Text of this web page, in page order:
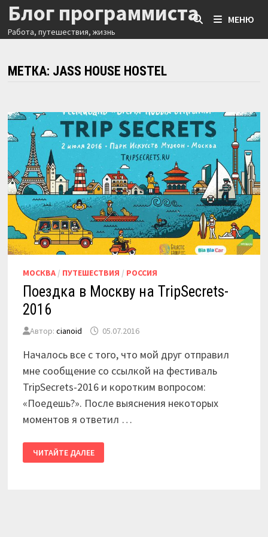
Перейти
содержимому
Блог программиста
Работа, путешествия, жизнь
МЕНЮ
МЕТКА: JASS HOUSE HOSTEL
МОСКВА/ ПУТЕШЕСТВИЯ / РОССИЯ
Поездка в Москву на TripSecrets-
2016
Автор: cianoid 05.07.2016
Началось все с того, что мой друг отправил
мне сообщение со ссылкой на фестиваль
TripSecrets-2016 и коротким вопросом:
«Поедешь?». После выяснения некоторых
моментов я ответил …
ПОЕЗДКА
В
МОСКВУ
ЧИТАЙТЕ ДАЛЕЕ